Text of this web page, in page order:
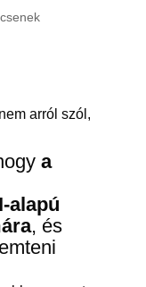
arról szól,
a
alapú
, és